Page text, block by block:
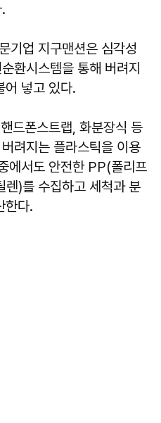
기업 지구맨션은 심각성
환시스템을 통해 버려지
어 넣고 있다.
드폰스트랩, 화분장식 등
려지는 플라스틱을 이용
에서도 안전한 PP(폴리프
)를 수집하고 세척과 분
한다.